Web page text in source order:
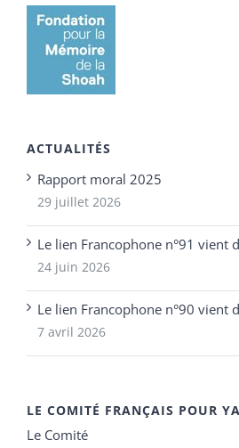
ACTUALITÉS
Rapport moral 2025
29 juillet 2026
Le lien Francophone n°91 vient
24 juin 2026
Le lien Francophone n°90 vient
7 avril 2026
LE COMITÉ FRANÇAIS POUR
Le Comité